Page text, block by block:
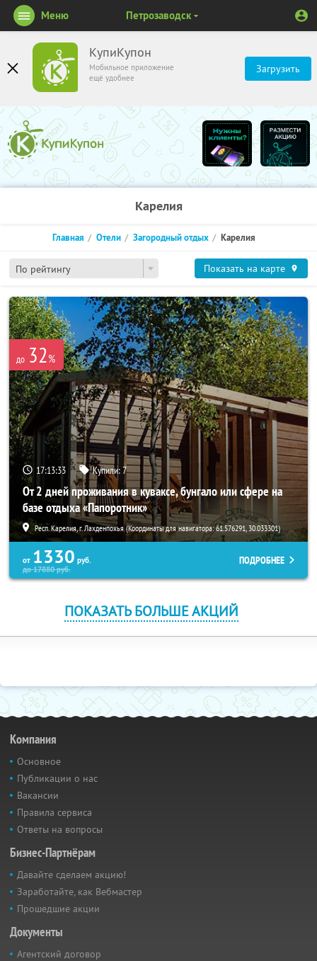
КупиКупон
Мобильное приложение
ещё удобнее
Загрузить
Меню Петрозаводск
Карелия
По рейтингу
Главная Отели Загородный отдых Карелия
Показать на карте
до 32%
17:13:33 Купили:7
От 2 дней проживания в куваксе, бунгало или сфере на
базе отдыха «Папоротник»
Респ. Карелия, г. Лахденпохья (Координаты для навигатора: 61.576291, 30.033301)
от 1330 руб.
до17880руб.
ПОДРОБНЕЕ
ПОКАЗАТЬ БОЛЬШЕ АКЦИЙ
Компания
Основное
Публикации о нас
Вакансии
Правила сервиса
Ответы на вопросы
Бизнес-Партнёрам
Давайте сделаем акцию!
Заработайте, как Вебмастер
Прошедшие акции
Документы
Агентский договор